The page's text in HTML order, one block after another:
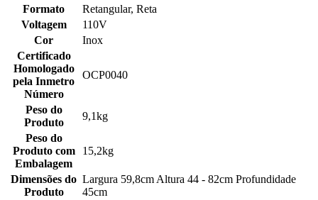
Formato
Retangular, Reta
Voltagem
110V
Cor
Inox
Certificado
Homologado
pela Inmetro
Número
OCP0040
Peso do
Produto
9,1kg
Peso do
Produto com
Embalagem
15,2kg
Dimensões do
Produto
Largura 59,8cm Altura 44 - 82cm Profundidade
45cm